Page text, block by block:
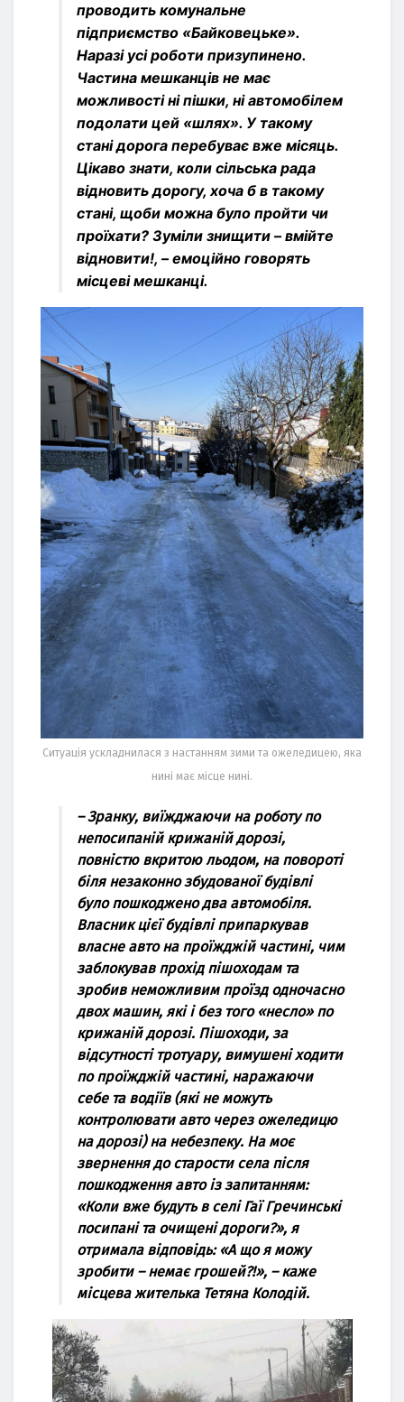
проводить комунальне
підприємство «Байковецьке».
Наразі усі роботи призупинено.
Частина мешканців не має
можливості ні пішки, ні автомобілем
подолати цей «шлях». У такому
стані дорога перебуває вже місяць.
Цікаво знати, коли сільська рада
відновить дорогу, хоча б в такому
стані, щоби можна було пройти чи
проїхати? Зуміли знищити – вмійте
відновити!, – емоційно говорять
місцеві мешканці.
Ситуація ускладнилася з настанням зими та ожеледицею, яка
нині має місце нині.
– Зранку, виїжджаючи на роботу по
непосипаній крижаній дорозі,
повністю вкритою льодом, на повороті
біля незаконно збудованої будівлі
було пошкоджено два автомобіля.
Власник цієї будівлі припаркував
власне авто на проїжджій частині, чим
заблокував прохід пішоходам та
зробив неможливим проїзд одночасно
двох машин, які і без того «несло» по
крижаній дорозі. Пішоходи, за
відсутності тротуару, вимушені ходити
по проїжджій частині, наражаючи
себе та водіїв (які не можуть
контролювати авто через ожеледицю
на дорозі) на небезпеку. На моє
звернення до старости села після
пошкодження авто із запитанням:
«Коли вже будуть в селі Гаї Гречинські
посипані та очищені дороги?», я
отримала відповідь: «А що я можу
зробити – немає грошей?!», – каже
місцева жителька Тетяна Колодій.